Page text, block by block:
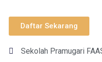
Daftar Sekarang
Sekolah Pramugari